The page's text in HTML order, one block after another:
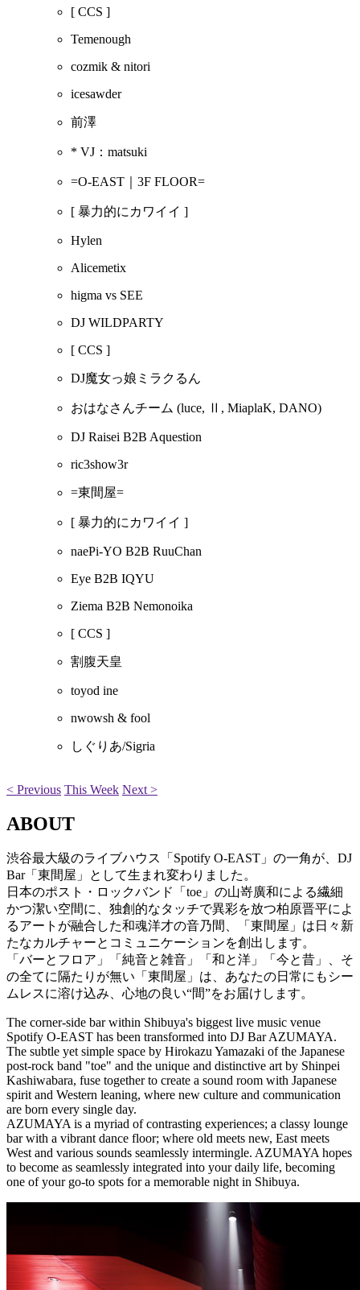
[ CCS ]
Temenough
cozmik & nitori
icesawder
前澤
* VJ：matsuki
=O-EAST｜3F FLOOR=
[ 暴力的にカワイイ ]
Hylen
Alicemetix
higma vs SEE
DJ WILDPARTY
[ CCS ]
DJ魔女っ娘ミラクるん
おはなさんチーム (luce, Ⅱ, MiaplaK, DANO)
DJ Raisei B2B Aquestion
ric3show3r
=東間屋=
[ 暴力的にカワイイ ]
naePi-YO B2B RuuChan
Eye B2B IQYU
Ziema B2B Nemonoika
[ CCS ]
割腹天皇
toyod ine
nwowsh & fool
しぐりあ/Sigria
< Previous This Week Next >
ABOUT
渋谷最大級のライブハウス「Spotify O-EAST」の一角が、DJ
Bar「東間屋」として生まれ変わりました。
日本のポスト・ロックバンド「toe」の山嵜廣和による繊細
かつ潔い空間に、独創的なタッチで異彩を放つ柏原晋平によ
るアートが融合した和魂洋才の音乃間、「東間屋」は日々新
たなカルチャーとコミュニケーションを創出します。
「バーとフロア」「純音と雑音」「和と洋」「今と昔」、そ
の全てに隔たりが無い「東間屋」は、あなたの日常にもシー
ムレスに溶け込み、心地の良い“間”をお届けします。
The corner-side bar within Shibuya's biggest live music venue
Spotify O-EAST has been transformed into DJ Bar AZUMAYA.
The subtle yet simple space by Hirokazu Yamazaki of the Japanese
post-rock band "toe" and the unique and distinctive art by Shinpei
Kashiwabara, fuse together to create a sound room with Japanese
spirit and Western leaning, where new culture and communication
are born every single day.
AZUMAYA is a myriad of contrasting experiences; a classy lounge
bar with a vibrant dance floor; where old meets new, East meets
West and various sounds seamlessly intermingle. AZUMAYA hopes
to become as seamlessly integrated into your daily life, becoming
one of your go-to spots for a memorable night in Shibuya.